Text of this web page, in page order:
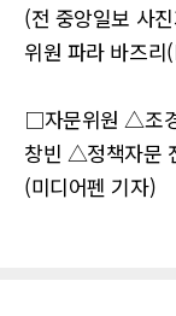
(전 중앙일보 사
위원 파라 바즈
□자문위원 △조
창빈 △정책자문
(미디어펜 기자)